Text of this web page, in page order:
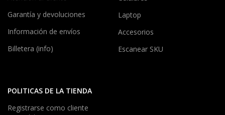
Garantía y devoluciones
Información de envíos
Billetera (info)
Laptop
Accesorios
Escanear SKU
POLITICAS DE LA TIENDA
Registrarse como cliente